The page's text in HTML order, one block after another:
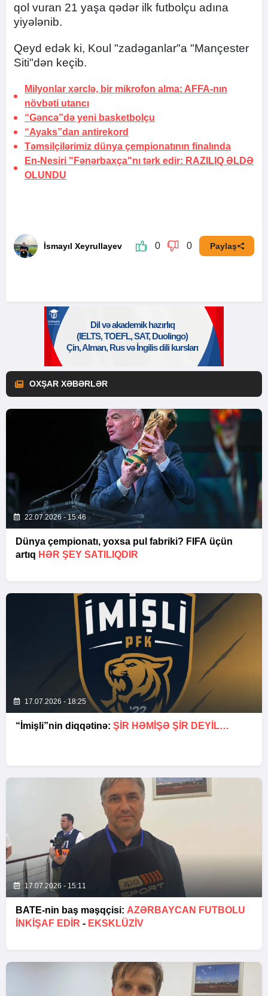
qol vuran 21 yaşa qədər ilk futbolçu adına
yiyələnib.
Qeyd edək ki, Koul "zadəganlar"a "Mançester
Siti"dən keçib.
Milyonlar xərclə, bir mikrofon alma: AFFA-nın
növbəti utancı
“Gəncə”də yeni basketbolçu
“Ayaks”dan antirekord
Təmsilçilərimiz dünya çempionatının finalında
En-Nesiri "Fənərbaxça"nı tərk edir: RAZILIQ ƏLDƏ
OLUNDU
İsmayıl Xeyrullayev 0 0 Paylaş
OXŞAR XƏBƏRLƏR
22.07.2026 - 15:46
Dünya çempionatı, yoxsa pul fabriki? FIFA üçün
artıq HƏR ŞEY SATILIQDIR
17.07.2026 - 18:25
“İmişli”nin diqqətinə: ŞIR HƏMIŞƏ ŞIR DEYIL…
17.07.2026 - 15:11
BATE-nin baş məşqçisi: AZƏRBAYCAN FUTBOLU
INKIŞAF EDIR - EKSKLÜZİV